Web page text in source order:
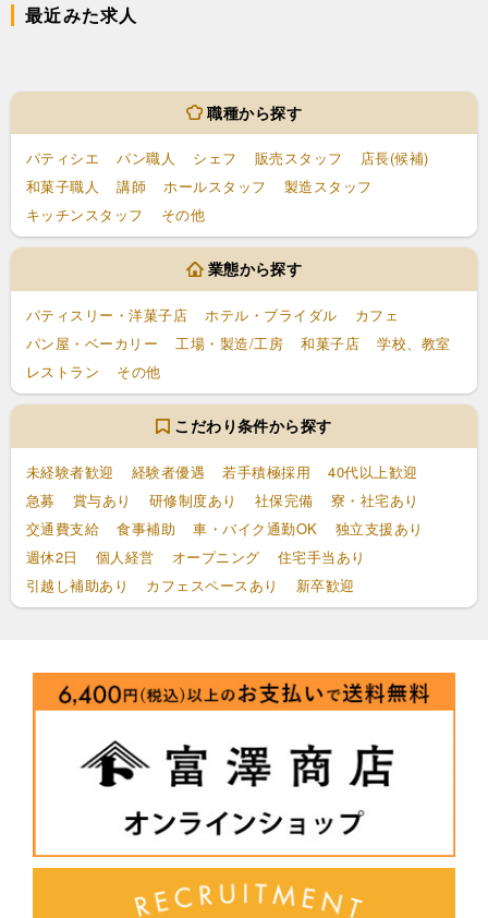
最近みた求人
職種から探す
パティシエ パン職人 シェフ 販売スタッフ
店長(候補)
和菓子職人
講師 ホールスタッフ
製造スタッフ
キッチンスタッフ
その他
業態から探す
パティスリー・洋菓子店 ホテル・ブライダル
カフェ
パン屋・ベーカリー
工場・製造/工房 和菓子店
学校、教室
レストラン
その他
こだわり条件から探す
未経験者歓迎 経験者優遇 若手積極採用
40代以上歓迎
急募
賞与あり 研修制度あり 社保完備
寮・社宅あり
交通費支給
食事補助 車・バイク通勤OK
独立支援あり
週休2日
個人経営 オープニング
住宅手当あり
引越し補助あり
カフェスペースあり 新卒歓迎